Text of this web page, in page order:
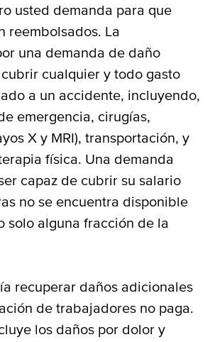
usted demanda para que
reembolsados. La
una demanda de daño
cualquier y todo gasto
a un accidente, incluyendo,
emergencia, cirugías,
X y MRI), transportación, y
física. Una demanda
capaz de cubrir su salario
no se encuentra disponible
solo alguna fracción de la
recuperar daños adicionales
de trabajadores no paga.
los daños por dolor y